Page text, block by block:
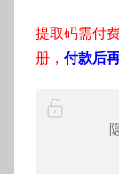
提取码需付
册， 付款后